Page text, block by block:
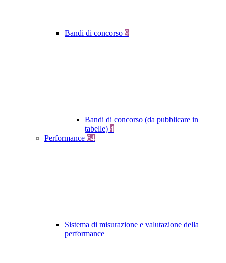
Bandi di concorso 9
Bandi di concorso (da pubblicare in
tabelle) 4
Performance 64
Sistema di misurazione e valutazione della
performance